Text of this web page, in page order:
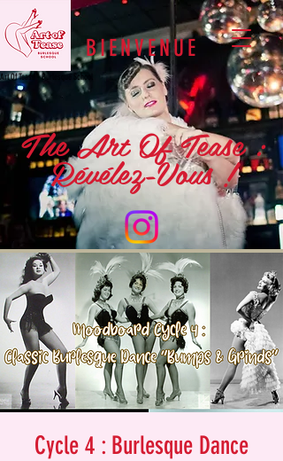
BIENVENUE
Art Of Tease - Burlesque School
The Art Of Tease :
Révélez-Vous !
Cycle 4 : Burlesque Dance